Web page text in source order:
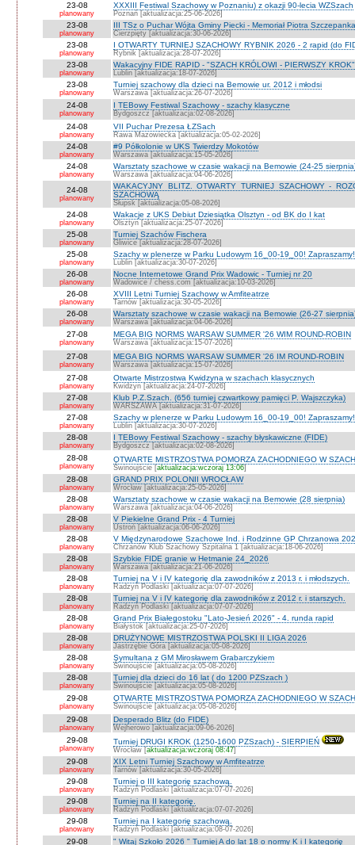
23-08
planowany
XXXIII Festiwal Szachowy w Poznaniu) z okazji 90-lecia WZSzach
Poznań [aktualizacja:25-06-2026]
23-08
planowany
III TSz o Puchar Wójta Gminy Piecki - Memoriał Piotra
Cierzpięty [aktualizacja:30-06-2026]
23-08
planowany
I OTWARTY TURNIEJ SZACHOWY RYBNIK 2026 - 2 rapid (do
Rybnik [aktualizacja:28-07-2026]
23-08
planowany
Wakacyjny FIDE RAPID - "SZACH KRÓLOWI - PIERWSZY
Lublin [aktualizacja:18-07-2026]
23-08
planowany
Turniej szachowy dla dzieci na Bemowie ur. 2012 i młodsi
Warszawa [aktualizacja:26-07-2026]
24-08
planowany
I TEBowy Festiwal Szachowy - szachy klasyczne
Bydgoszcz [aktualizacja:02-08-2026]
24-08
planowany
VII Puchar Prezesa ŁZSach
Rawa Mazowiecka [aktualizacja:05-02-2026]
24-08
planowany
#9 Półkolonie w UKS Twierdzy Mokotów
Warszawa [aktualizacja:15-05-2026]
24-08
planowany
Warsztaty szachowe w czasie wakacji na Bemowie (24-25
Warszawa [aktualizacja:04-06-2026]
24-08
planowany
WAKACYJNY BLITZ. OTWARTY TURNIEJ SZACHOWY -
SZACHOWĄ
Słupsk [aktualizacja:05-08-2026]
24-08
planowany
Wakacje z UKS Debiut Dziesiątka Olsztyn - od BK do I kat
Olsztyn [aktualizacja:25-07-2026]
25-08
planowany
Turniej Szachów Fischera
Gliwice [aktualizacja:28-07-2026]
25-08
planowany
Szachy w plenerze w Parku Ludowym 16_00-19_00! Zapraszamy!
Lublin [aktualizacja:30-07-2026]
26-08
planowany
Nocne Internetowe Grand Prix Wadowic - Turniej nr 20
Wadowice / chess.com [aktualizacja:10-03-2026]
26-08
planowany
XVIII Letni Turniej Szachowy w Amfiteatrze
Tarnów [aktualizacja:30-05-2026]
26-08
planowany
Warsztaty szachowe w czasie wakacji na Bemowie (26-27
Warszawa [aktualizacja:04-06-2026]
27-08
planowany
MEGA BIG NORMS WARSAW SUMMER '26 WIM ROUND-ROBIN
Warszawa [aktualizacja:15-07-2026]
27-08
planowany
MEGA BIG NORMS WARSAW SUMMER '26 IM ROUND-ROBIN
Warszawa [aktualizacja:15-07-2026]
27-08
planowany
Otwarte Mistrzostwa Kwidzyna w szachach klasycznych
Kwidzyn [aktualizacja:24-07-2026]
27-08
planowany
Klub P.Z.Szach. (656 turniej czwartkowy pamięci P. Wajszczyka)
WARSZAWA [aktualizacja:31-07-2026]
27-08
planowany
Szachy w plenerze w Parku Ludowym 16_00-19_00! Zapraszamy!
Lublin [aktualizacja:30-07-2026]
28-08
planowany
I TEBowy Festiwal Szachowy - szachy błyskawiczne (FIDE)
Bydgoszcz [aktualizacja:02-08-2026]
28-08
planowany
OTWARTE MISTRZOSTWA POMORZA ZACHODNIEGO W
Świnoujście [aktualizacja:wczoraj 13:06]
28-08
planowany
GRAND PRIX POLONII WROCŁAW
Wrocław [aktualizacja:25-05-2026]
28-08
planowany
Warsztaty szachowe w czasie wakacji na Bemowie (28 sierpnia)
Warszawa [aktualizacja:04-06-2026]
28-08
planowany
V Piekielne Grand Prix - 4 Turniej
Ustroń [aktualizacja:06-06-2026]
28-08
planowany
V Międzynarodowe Szachowe Ind. i Rodzinne GP Chrzanowa
Chrzanów Klub Szachowy Szpitalna 1 [aktualizacja:18-06-2026]
28-08
planowany
Szybkie FIDE granie w Hetmanie 24_2026
Warszawa [aktualizacja:21-06-2026]
28-08
planowany
Turniej na V i IV kategorię dla zawodników z 2013 r. i młodszych.
Radzyń Podlaski [aktualizacja:07-07-2026]
28-08
planowany
Turniej na V i IV kategorię dla zawodników z 2012 r. i starszych.
Radzyń Podlaski [aktualizacja:07-07-2026]
28-08
planowany
Grand Prix Białegostoku "Lato-Jesień 2026" - 4. runda rapid
Białystok [aktualizacja:25-07-2026]
28-08
planowany
DRUŻYNOWE MISTRZOSTWA POLSKI II LIGA 2026
Jastrzębie Góra [aktualizacja:05-08-2026]
28-08
planowany
Symultana z GM Mirosławem Grabarczykiem
Świnoujście [aktualizacja:05-08-2026]
28-08
planowany
Turniej dla dzieci do 16 lat ( do 1200 PZSzach )
Świnoujście [aktualizacja:05-08-2026]
29-08
planowany
OTWARTE MISTRZOSTWA POMORZA ZACHODNIEGO W
Świnoujście [aktualizacja:05-08-2026]
29-08
planowany
Desperado Blitz (do FIDE)
Wejherowo [aktualizacja:09-06-2026]
29-08
planowany
Turniej DRUGI KROK (1250-1600 PZSzach) - SIERPIEŃ
Wrocław [aktualizacja:wczoraj 08:47]
29-08
planowany
XIX Letni Turniej Szachowy w Amfiteatrze
Tarnów [aktualizacja:30-05-2026]
29-08
planowany
Turniej o III kategorię szachową.
Radzyń Podlaski [aktualizacja:07-07-2026]
29-08
planowany
Turniej na II kategorię.
Radzyń Podlaski [aktualizacja:07-07-2026]
29-08
planowany
Turniej na I kategorię szachową.
Radzyń Podlaski [aktualizacja:08-07-2026]
29-08 " Witaj Szkoło 2026 " Turniej A do lat 18 o normy K i I kategorię